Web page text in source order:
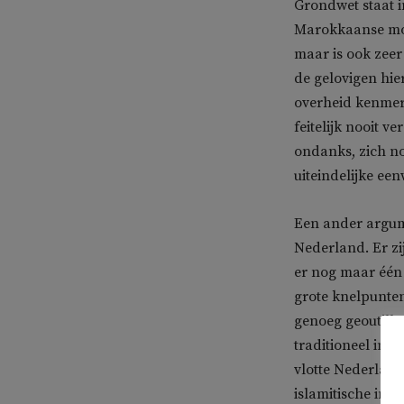
Grondwet staat
Marokkaanse
maar is ook
de gelovigen
overheid
feitelijk nooit
ondanks, zich
uiteindelijke
Een ander
Nederland. Er
er nog maar
grote
genoeg
traditioneel
vlotte
islamitische